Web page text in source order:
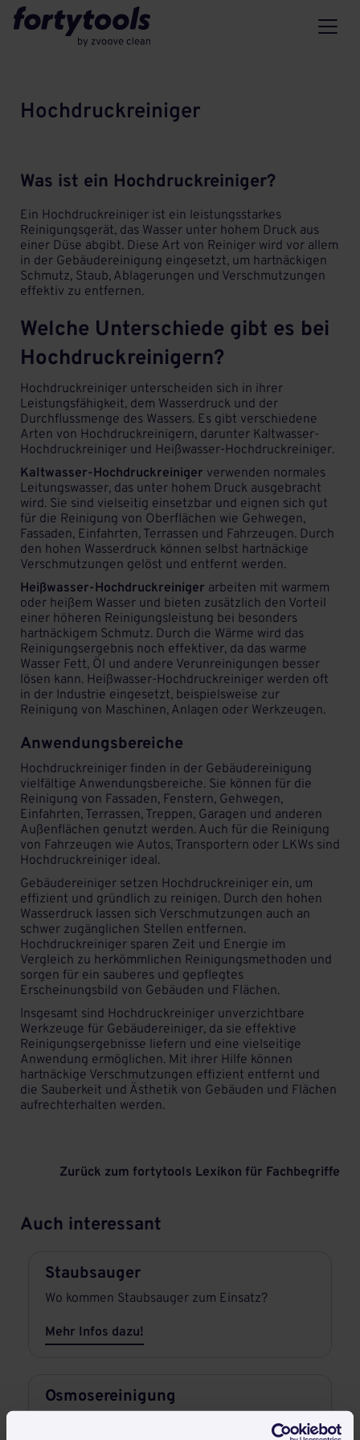
Hochdruckreiniger
Was ist ein Hochdruckreiniger?
Ein Hochdruckreiniger ist ein leistungsstarkes
Reinigungsgerät, das Wasser unter hohem Druck aus
einer Düse abgibt. Diese Art von Reiniger wird vor allem
in der Gebäudereinigung eingesetzt, um hartnäckigen
Schmutz, Staub, Ablagerungen und Verschmutzungen
effektiv zu entfernen.
Welche Unterschiede gibt es bei
Hochdruckreinigern?
Hochdruckreiniger unterscheiden sich in ihrer
Leistungsfähigkeit, dem Wasserdruck und der
Durchflussmenge des Wassers. Es gibt verschiedene
Arten von Hochdruckreinigern, darunter Kaltwasser-
Hochdruckreiniger und Heißwasser-Hochdruckreiniger.
Kaltwasser-Hochdruckreiniger verwenden normales
Leitungswasser, das unter hohem Druck ausgebracht
wird. Sie sind vielseitig einsetzbar und eignen sich gut
für die Reinigung von Oberflächen wie Gehwegen,
Fassaden, Einfahrten, Terrassen und Fahrzeugen. Durch
den hohen Wasserdruck können selbst hartnäckige
Verschmutzungen gelöst und entfernt werden.
Heißwasser-Hochdruckreiniger arbeiten mit warmem
oder heißem Wasser und bieten zusätzlich den Vorteil
einer höheren Reinigungsleistung bei besonders
hartnäckigem Schmutz. Durch die Wärme wird das
Reinigungsergebnis noch effektiver, da das warme
Wasser Fett, Öl und andere Verunreinigungen besser
lösen kann. Heißwasser-Hochdruckreiniger werden oft
in der Industrie eingesetzt, beispielsweise zur
Reinigung von Maschinen, Anlagen oder Werkzeugen.
Anwendungsbereiche
Hochdruckreiniger finden in der Gebäudereinigung
vielfältige Anwendungsbereiche. Sie können für die
Reinigung von Fassaden, Fenstern, Gehwegen,
Einfahrten, Terrassen, Treppen, Garagen und anderen
Außenflächen genutzt werden. Auch für die Reinigung
von Fahrzeugen wie Autos, Transportern oder LKWs sind
Hochdruckreiniger ideal.
Gebäudereiniger setzen Hochdruckreiniger ein, um
effizient und gründlich zu reinigen. Durch den hohen
Wasserdruck lassen sich Verschmutzungen auch an
schwer zugänglichen Stellen entfernen.
Hochdruckreiniger sparen Zeit und Energie im
Vergleich zu herkömmlichen Reinigungsmethoden und
sorgen für ein sauberes und gepflegtes
Erscheinungsbild von Gebäuden und Flächen.
Insgesamt sind Hochdruckreiniger unverzichtbare
Werkzeuge für Gebäudereiniger, da sie effektive
Reinigungsergebnisse liefern und eine vielseitige
Anwendung ermöglichen. Mit ihrer Hilfe können
hartnäckige Verschmutzungen effizient entfernt und
die Sauberkeit und Ästhetik von Gebäuden und Flächen
aufrechterhalten werden.
Zurück zum fortytools Lexikon für Fachbegriffe
Auch interessant
Staubsauger
Wo kommen Staubsauger zum Einsatz?
Mehr Infos dazu!
Osmosereinigung